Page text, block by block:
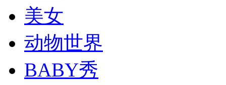
美女
动物世界
BABY秀